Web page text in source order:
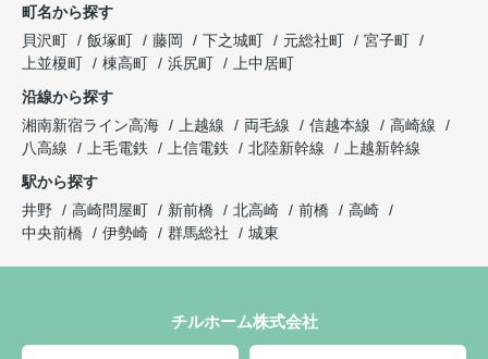
町名から探す
貝沢町
飯塚町 藤岡 下之城町 元総社町
宮子町
上並榎町
棟高町 浜尻町
上中居町
沿線から探す
湘南新宿ライン高海
上越線 両毛線 信越本線
高崎線
八高線
上毛電鉄 上信電鉄 北陸新幹線
上越新幹線
駅から探す
井野
高崎問屋町 新前橋 北高崎 前橋
高崎
中央前橋
伊勢崎 群馬総社 城東
チルホーム株式会社